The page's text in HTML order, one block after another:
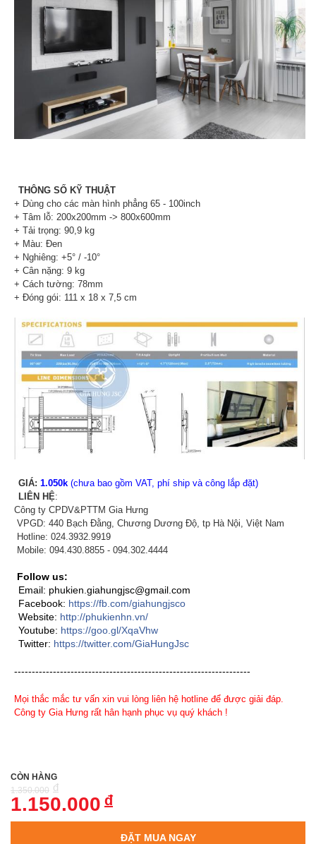
THÔNG SỐ KỸ THUẬT
+ Dùng cho các màn hình phẳng 65 - 100inch
+ Tâm lỗ: 200x200mm -> 800x600mm
+ Tải trọng: 90,9 kg
+ Màu: Đen
+ Nghiêng: +5° / -10°
+ Cân nặng: 9 kg
+ Cách tường: 78mm
+ Đóng gói: 111 x 18 x 7,5 cm
GIÁ: 1.050k (chưa bao gồm VAT, phí ship và công lắp đặt)
LIÊN HỆ:
Công ty CPDV&PTTM Gia Hưng
VPGD: 440 Bạch Đằng, Chương Dương Độ, tp Hà Nội, Việt Nam
Hotline: 024.3932.9919
Mobile: 094.430.8855 - 094.302.4444
Follow us:
Email: phukien.giahungjsc@gmail.com
Facebook: https://fb.com/giahungjsco
Website: http://phukienhn.vn/
Youtube: https://goo.gl/XqaVhw
Twitter: https://twitter.com/GiaHungJsc
-------------------------------------------------------------------
Mọi thắc mắc tư vấn xin vui lòng liên hệ hotline để được giải đáp.
Công ty Gia Hưng rất hân hạnh phục vụ quý khách !
CÒN HÀNG
1.350.000 đ
1.150.000 đ
ĐẶT MUA NGAY